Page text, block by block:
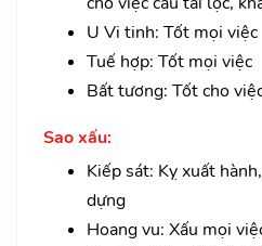
U Vi tinh: Tốt mọi việc
Tuế hợp: Tốt mọi việc
Bất tương: Tốt cho
Sao xấu:
Kiếp sát: Kỵ xuất
dựng
Hoang vu: Xấu mọi